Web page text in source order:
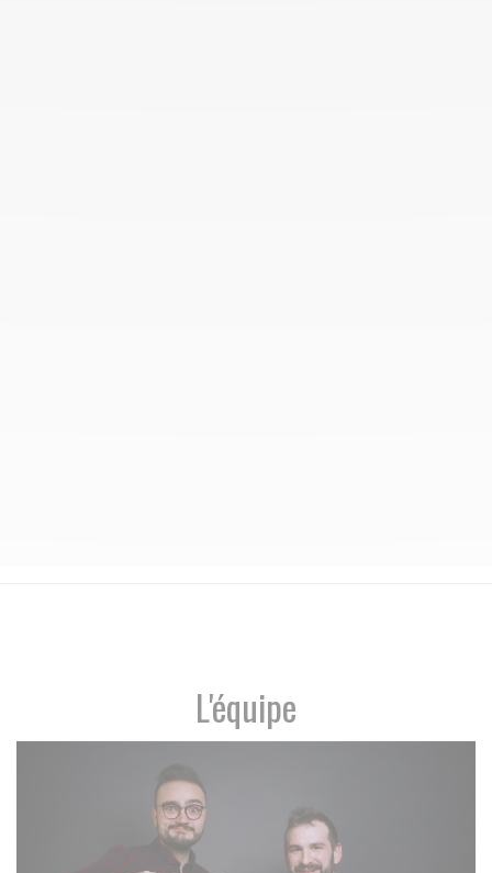
L'équipe